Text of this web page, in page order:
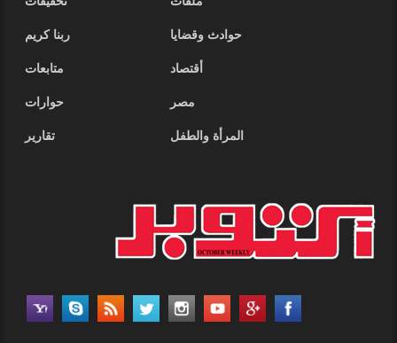
حوادث وقضايا
ربنا كريم
أقتصاد
متابعات
مصر
حوارات
المرأة والطفل
تقارير